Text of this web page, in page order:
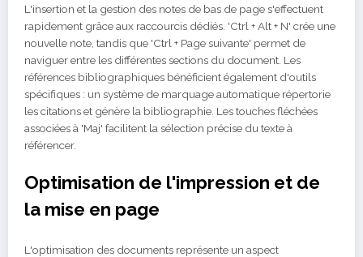
L'insertion et la gestion des notes de bas de page s'effectuent
rapidement grâce aux raccourcis dédiés. 'Ctrl + Alt + N' crée une
nouvelle note, tandis que 'Ctrl + Page suivante' permet de
naviguer entre les différentes sections du document. Les
références bibliographiques bénéficient également d'outils
spécifiques : un système de marquage automatique répertorie
les citations et génère la bibliographie. Les touches fléchées
associées à 'Maj' facilitent la sélection précise du texte à
référencer.
Optimisation de l'impression et de
la mise en page
L'optimisation des documents représente un aspect